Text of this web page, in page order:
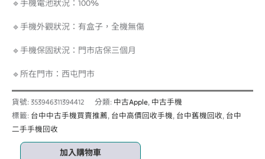
🔹手機電池狀況：100%
🔹手機外觀狀況：有盒子，全機無傷
🔹手機保固狀況：門市店保三個月
🔹所在門市：西屯門市
貨號: 353946311394412 分類: 中古Apple, 中古手機
標籤: 台中中古手機買賣推薦, 台中高價回收手機, 台中舊機回收, 台中
二手手機回收
加入購物車